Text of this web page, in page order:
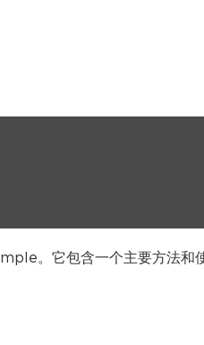
。它包含一个主要方法和